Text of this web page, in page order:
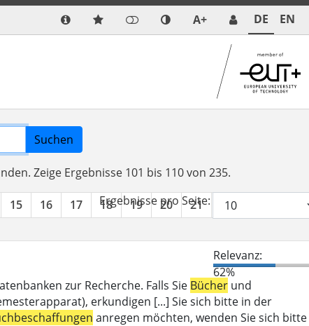
A+ DE EN
Suchen
Zeige Ergebnisse 101 bis 110 von 235.
15 16 17 18 19 20 21 22
Ergebnisse pro Seite:
Relevanz:
62%
zur Recherche. Falls Sie Bücher und
erkundigen [...] Sie sich bitte in der
anregen möchten, wenden Sie sich bitte